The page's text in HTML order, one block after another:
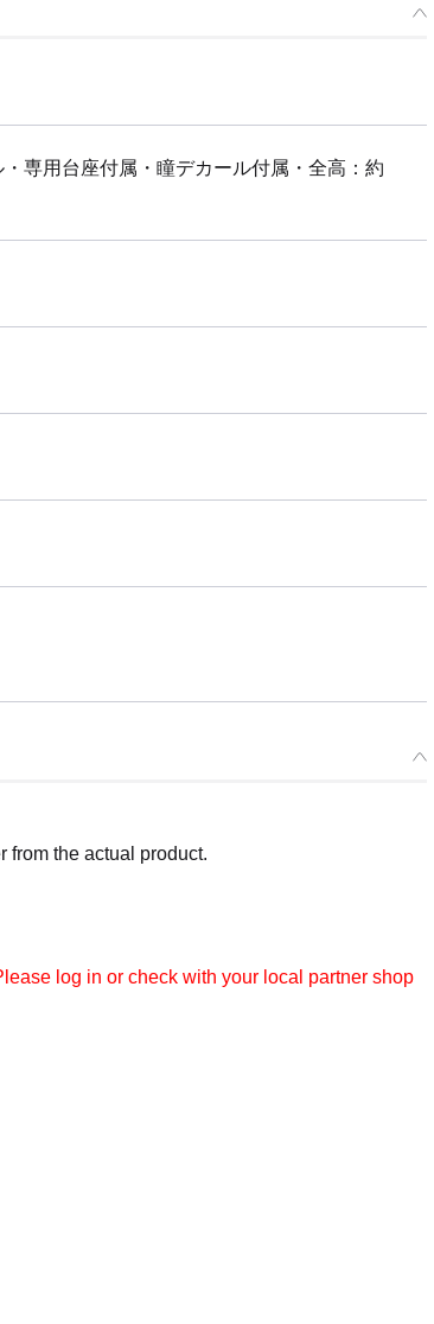
専用台座付属・瞳デカール付属・全高：約
from the actual product.
log in or check with your local partner shop